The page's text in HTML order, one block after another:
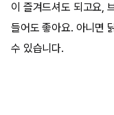
이 즐겨드셔도 되고요,
들어도 좋아요. 아니면
수 있습니다.